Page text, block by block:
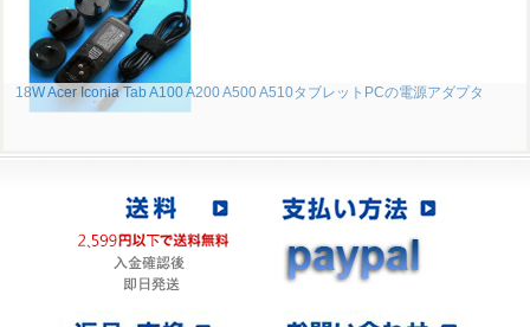
18W Acer Iconia Tab A100 A200 A500 A510タブレットPCの電源アダプタ